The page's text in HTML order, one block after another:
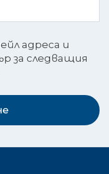
адреса и
за следващия